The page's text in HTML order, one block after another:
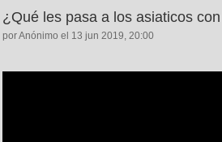
¿Qué les pasa a los asiaticos
por Anónimo el 13 jun 2019, 20:00